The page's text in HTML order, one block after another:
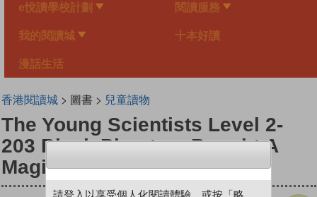
e悅讀學校計劃 閱讀服務
我的閱讀城 十本好讀
漫話生活
香港閱讀城> 圖書 > 兒童讀物
The Young Scientists Level 2-
203 Black Phantom Bought A
Magic Teapot
請登入以享受個人化閱讀體驗，或按「略